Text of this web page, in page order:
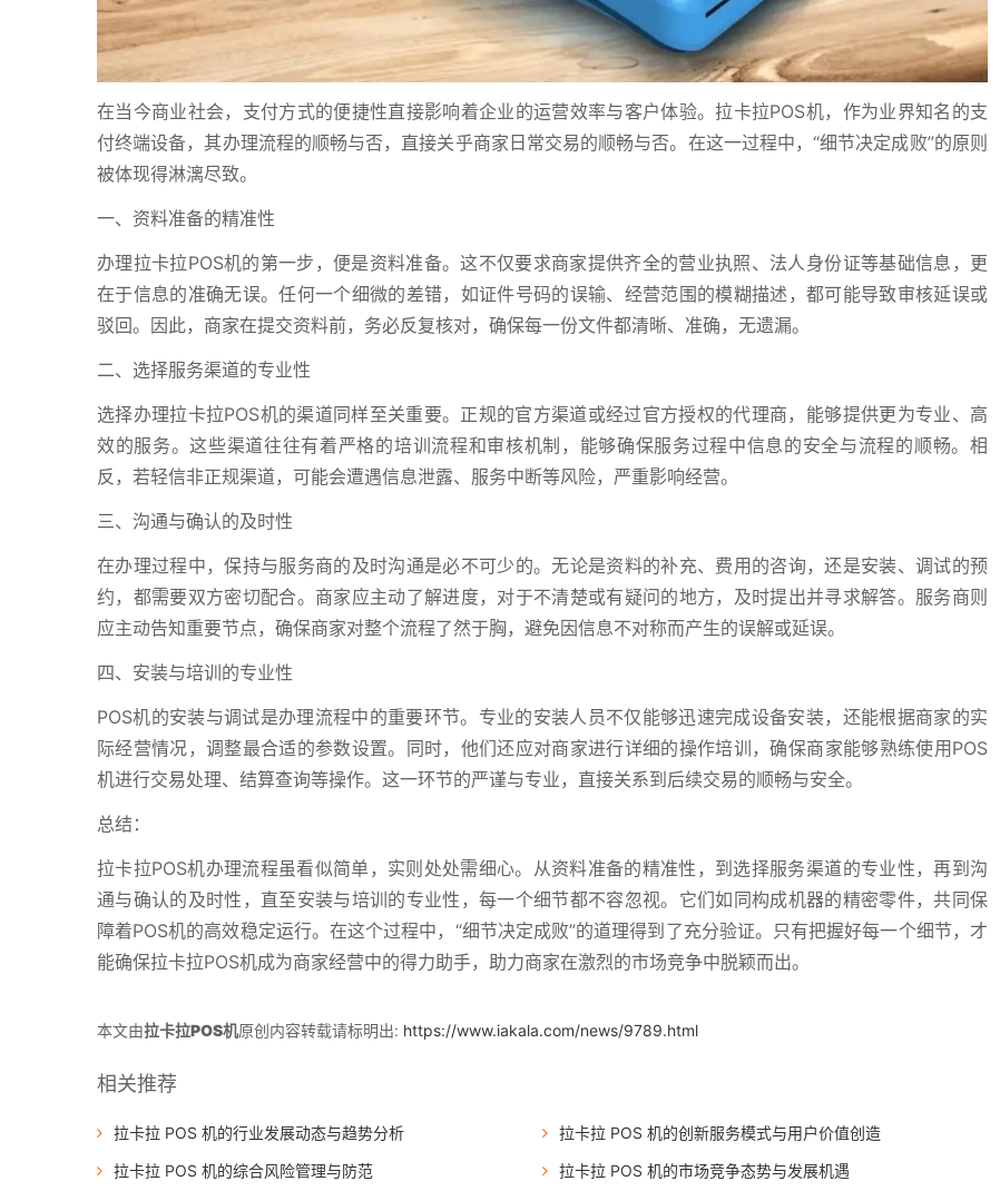
在当今商业社会，支付方式的便捷性直接影响着企业的运营效率与客户体验。拉卡拉POS机，作为业界知名的支
付终端设备，其办理流程的顺畅与否，直接关乎商家日常交易的顺畅与否。在这一过程中，“细节决定成败”的原则
被体现得淋漓尽致。
一、资料准备的精准性
办理拉卡拉POS机的第一步，便是资料准备。这不仅要求商家提供齐全的营业执照、法人身份证等基础信息，更
在于信息的准确无误。任何一个细微的差错，如证件号码的误输、经营范围的模糊描述，都可能导致审核延误或
驳回。因此，商家在提交资料前，务必反复核对，确保每一份文件都清晰、准确，无遗漏。
二、选择服务渠道的专业性
选择办理拉卡拉POS机的渠道同样至关重要。正规的官方渠道或经过官方授权的代理商，能够提供更为专业、高
效的服务。这些渠道往往有着严格的培训流程和审核机制，能够确保服务过程中信息的安全与流程的顺畅。相
反，若轻信非正规渠道，可能会遭遇信息泄露、服务中断等风险，严重影响经营。
三、沟通与确认的及时性
在办理过程中，保持与服务商的及时沟通是必不可少的。无论是资料的补充、费用的咨询，还是安装、调试的预
约，都需要双方密切配合。商家应主动了解进度，对于不清楚或有疑问的地方，及时提出并寻求解答。服务商则
应主动告知重要节点，确保商家对整个流程了然于胸，避免因信息不对称而产生的误解或延误。
四、安装与培训的专业性
POS机的安装与调试是办理流程中的重要环节。专业的安装人员不仅能够迅速完成设备安装，还能根据商家的实
际经营情况，调整最合适的参数设置。同时，他们还应对商家进行详细的操作培训，确保商家能够熟练使用POS
机进行交易处理、结算查询等操作。这一环节的严谨与专业，直接关系到后续交易的顺畅与安全。
总结：
拉卡拉POS机办理流程虽看似简单，实则处处需细心。从资料准备的精准性，到选择服务渠道的专业性，再到沟
通与确认的及时性，直至安装与培训的专业性，每一个细节都不容忽视。它们如同构成机器的精密零件，共同保
障着POS机的高效稳定运行。在这个过程中，“细节决定成败”的道理得到了充分验证。只有把握好每一个细节，才
能确保拉卡拉POS机成为商家经营中的得力助手，助力商家在激烈的市场竞争中脱颖而出。
本文由拉卡拉POS机原创内容转载请标明出: https://www.iakala.com/news/9789.html
相关推荐
拉卡拉 POS 机的行业发展动态与趋势分析
拉卡拉 POS 机的创新服务模式与用户价值创造
拉卡拉 POS 机的综合风险管理与防范
拉卡拉 POS 机的市场竞争态势与发展机遇